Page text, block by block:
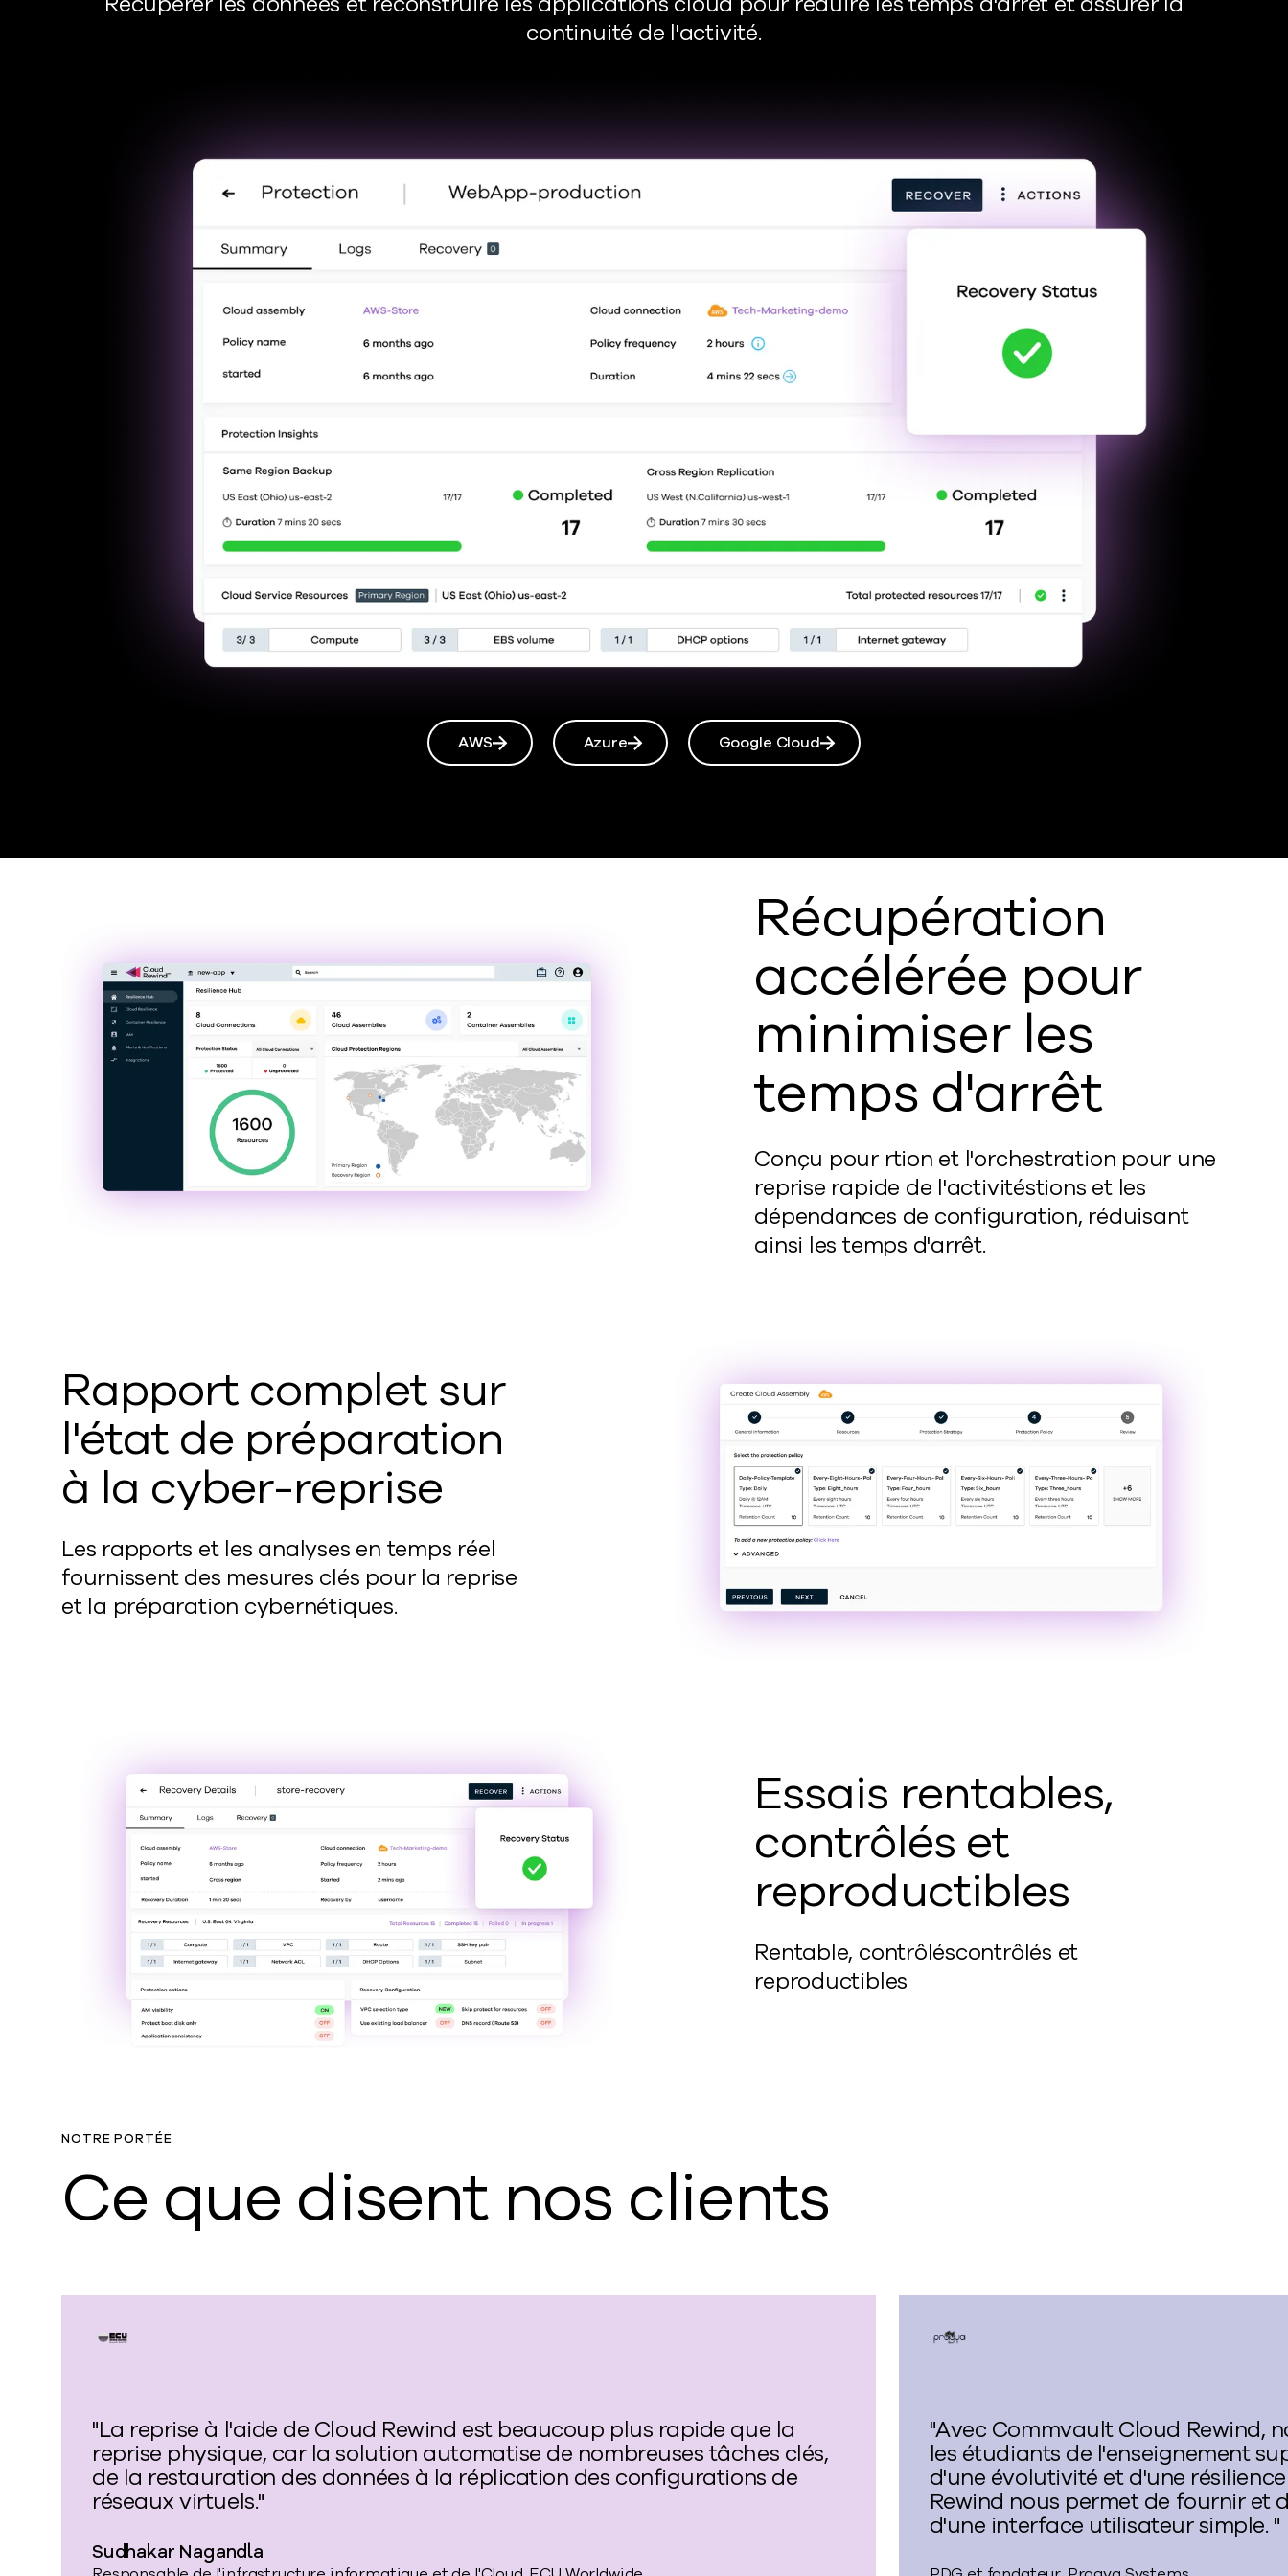
continuité de l'activité.
AWS Azure Google Cloud
Récupération
accélérée pour
minimiser les
temps d'arrêt
Conçu pour rtion et l'orchestration pour une
reprise rapide de l'activitéstions et les
dépendances de configuration, réduisant
ainsi les temps d'arrêt.
Rapport complet sur
l'état de préparation
à la cyber-reprise
Les rapports et les analyses en temps réel
fournissent des mesures clés pour la reprise
et la préparation cybernétiques.
Essais rentables,
contrôlés et
reproductibles
Rentable, contrôléscontrôlés et
reproductibles
NOTRE PORTÉE
Ce que disent nos clients
"La reprise à l'aide de Cloud Rewind est beaucoup plus rapide que la
reprise physique, car la solution automatise de nombreuses tâches clés,
de la restauration des données à la réplication des configurations de
réseaux virtuels."
Sudhakar Nagandla
"Avec Commvault Cloud Rewind,
les étudiants de l'enseignement
d'une évolutivité et d'une
Rewind nous permet de fournir et
d'une interface utilisateur simple. "